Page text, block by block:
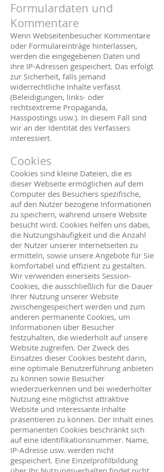
Formulardaten und
Kommentare
Wenn Webseitenbesucher Kommentare
oder Formulareinträge hinterlassen,
werden die eingegebenen Daten und
ihre IP-Adressen gespeichert. Das erfolgt
zur Sicherheit, falls jemand
widerrechtliche Inhalte verfasst
(Beleidigungen, links- oder
rechtsextreme Propaganda,
Hasspostings usw.). In diesem Fall sind
wir an der Identität des Verfassers
interessiert.
Cookies
Cookies sind kleine Dateien, die es
dieser Webseite ermöglichen auf dem
Computer des Besuchers spezifische,
auf den Nutzer bezogene Informationen
zu speichern, während unsere Website
besucht wird. Cookies helfen uns dabei,
die Nutzungshäufigkeit und die Anzahl
der Nutzer unserer Internetseiten zu
ermitteln, sowie unsere Angebote für Sie
komfortabel und effizient zu gestalten.
Wir verwenden einerseits Session-
Cookies, die ausschließlich für die Dauer
Ihrer Nutzung unserer Website
zwischengespeichert werden und zum
anderen permanente Cookies, um
Informationen über Besucher
festzuhalten, die wiederholt auf unsere
Website zugreifen. Der Zweck des
Einsatzes dieser Cookies besteht darin,
eine optimale Benutzerführung anbieten
zu können sowie Besucher
wiederzuerkennen und bei wiederholter
Nutzung eine möglichst attraktive
Website und interessante Inhalte
präsentieren zu können. Der Inhalt eines
permanenten Cookies beschränkt sich
auf eine Identifikationsnummer. Name,
IP-Adresse usw. werden nicht
gespeichert. Eine Einzelprofilbildung